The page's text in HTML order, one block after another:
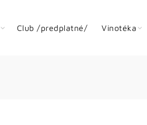
Club /predplatné/ Vinotéka